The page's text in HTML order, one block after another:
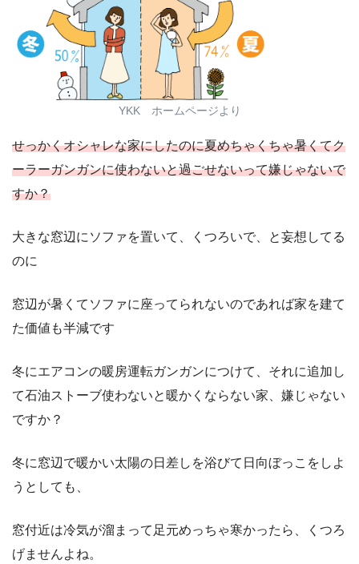
YKK ホームページより
せっかくオシャレな家にしたのに夏めちゃくちゃ暑くてク
ーラーガンガンに使わないと過ごせないって嫌じゃないで
すか？
大きな窓辺にソファを置いて、くつろいで、と妄想してる
のに
窓辺が暑くてソファに座ってられないのであれば家を建て
た価値も半減です
冬にエアコンの暖房運転ガンガンにつけて、それに追加し
て石油ストーブ使わないと暖かくならない家、嫌じゃない
ですか？
冬に窓辺で暖かい太陽の日差しを浴びて日向ぼっこをしよ
うとしても、
窓付近は冷気が溜まって足元めっちゃ寒かったら、くつろ
げませんよね。